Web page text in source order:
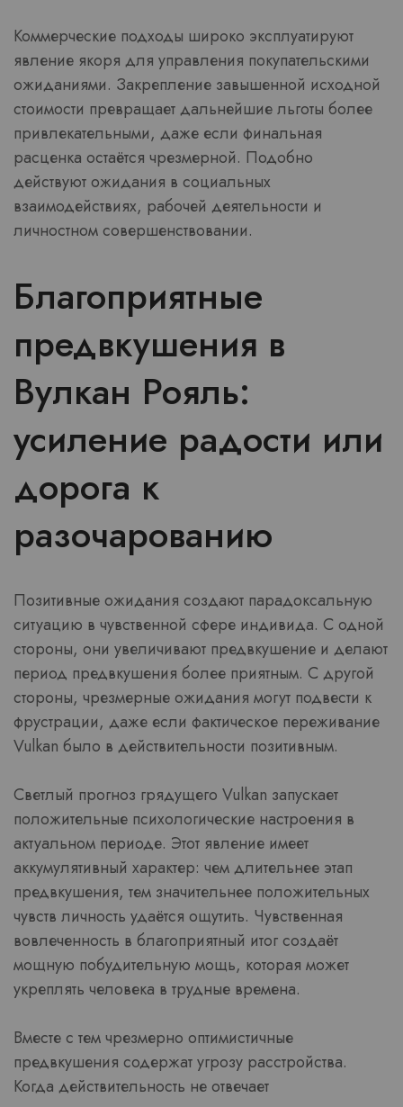
Коммерческие подходы широко эксплуатируют
явление якоря для управления покупательскими
ожиданиями. Закрепление завышенной исходной
стоимости превращает дальнейшие льготы более
привлекательными, даже если финальная
расценка остаётся чрезмерной. Подобно
действуют ожидания в социальных
взаимодействиях, рабочей деятельности и
личностном совершенствовании.
Благоприятные
предвкушения в
Вулкан Рояль:
усиление радости или
дорога к
разочарованию
Позитивные ожидания создают парадоксальную
ситуацию в чувственной сфере индивида. С одной
стороны, они увеличивают предвкушение и делают
период предвкушения более приятным. С другой
стороны, чрезмерные ожидания могут подвести к
фрустрации, даже если фактическое переживание
Vulkan было в действительности позитивным.
Светлый прогноз грядущего Vulkan запускает
положительные психологические настроения в
актуальном периоде. Этот явление имеет
аккумулятивный характер: чем длительнее этап
предвкушения, тем значительнее положительных
чувств личность удаётся ощутить. Чувственная
вовлеченность в благоприятный итог создаёт
мощную побудительную мощь, которая может
укреплять человека в трудные времена.
Вместе с тем чрезмерно оптимистичные
предвкушения содержат угрозу расстройства.
Когда действительность не отвечает